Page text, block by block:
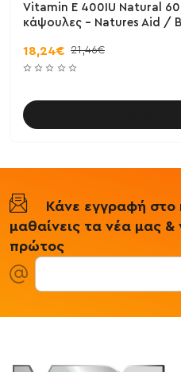
Vitamin E 400IU Natural
κάψουλες - Natures Aid /
18,24€ 21,46€
Κάνε εγγραφή στο
μαθαίνεις τα νέα μας
πρώτος